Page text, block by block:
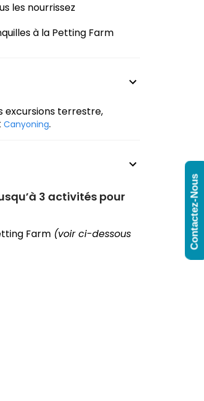
les nourrissez
à la Petting Farm
excursions terrestre,
Canyoning.
3 activités pour
Farm (voir ci-dessous
Contactez-Nous